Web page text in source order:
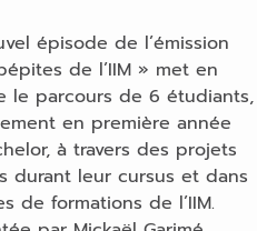
épisode de l’émission
de l’IIM » met en
le parcours de 6 étudiants,
en première année
à travers des projets
durant leur cursus et dans
de formations de l’IIM.